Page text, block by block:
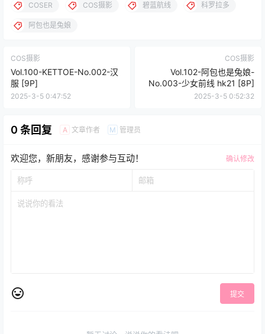
COSER COS摄影 碧蓝航线 科罗拉多
阿包也是兔娘
COS摄影
Vol.100-KETTOE-No.002-汉
服 [9P]
2025-3-5 0:47:52
COS摄影
Vol.102-阿包也是兔娘-
No.003-少女前线 hk21 [8P]
2025-3-5 0:52:32
0 条回复 A 文章作者 M 管理员
欢迎您，新朋友，感谢参与互动！ 确认修改
提交